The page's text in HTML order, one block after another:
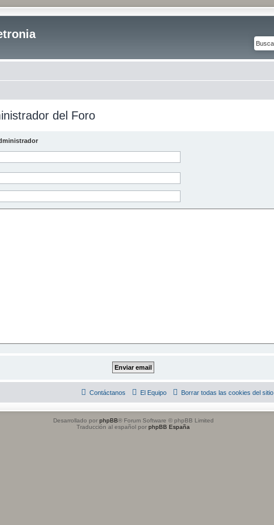
del Foro
Borrar todas las cookies del sitio
El Equipo
Contáctanos
Desarrollado por phpBB® Forum Software © phpBB Limited
Traducción al español por phpBB España